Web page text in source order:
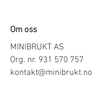
Om oss
MINIBRUKT AS
Org. nr. 931 570 757
kontakt@minibrukt.no